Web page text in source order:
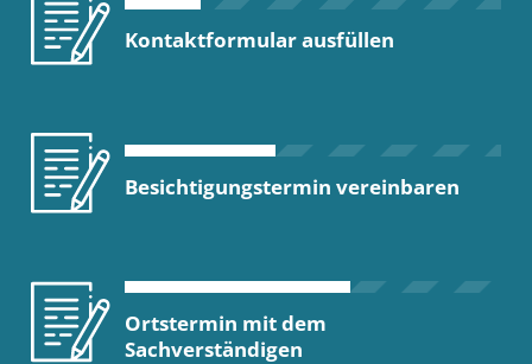
Kontaktformular ausfüllen
Besichtigungstermin vereinbaren
Ortstermin mit dem
Sachverständigen